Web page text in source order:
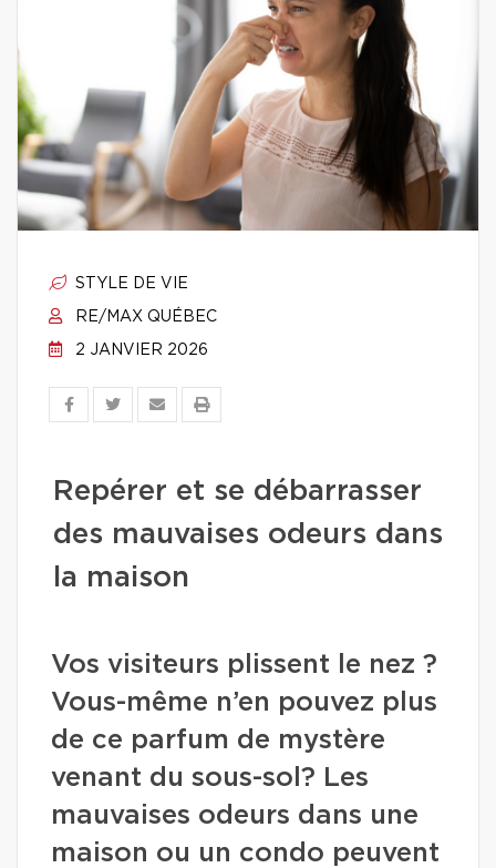
STYLE DE VIE
RE/MAX QUÉBEC
2 JANVIER 2026
Repérer et se débarrasser
des mauvaises odeurs dans
la maison
Vos visiteurs plissent le nez ?
Vous-même n’en pouvez plus
de ce parfum de mystère
venant du sous-sol? Les
mauvaises odeurs dans une
maison ou un condo peuvent